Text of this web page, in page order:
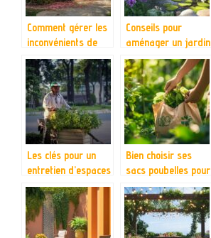
Comment gérer les
inconvénients de
l’albizia dans votre
jardin
Conseils pour
aménager un jardin
belge respectueux
de la biodiversité
Les clés pour un
entretien d’espaces
verts réussi à Caen
Bien choisir ses
sacs poubelles pour
déchets verts :
conseils pratiques
et éco-
responsables